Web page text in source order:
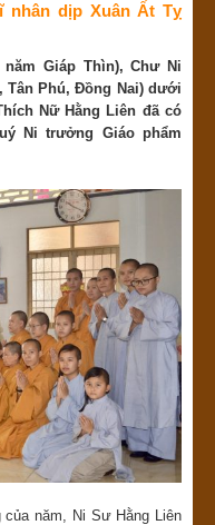
dịp Xuân Ất Tỵ
năm Giáp Thìn), Chư Ni
Tân Phú, Đồng Nai) dưới
Nữ Hằng Liên đã có
Ni trưởng Giáo phẩm
của năm, Ni Sư Hằng Liên